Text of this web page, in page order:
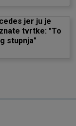
jer ju je
tvrtke: "To
stupnja"